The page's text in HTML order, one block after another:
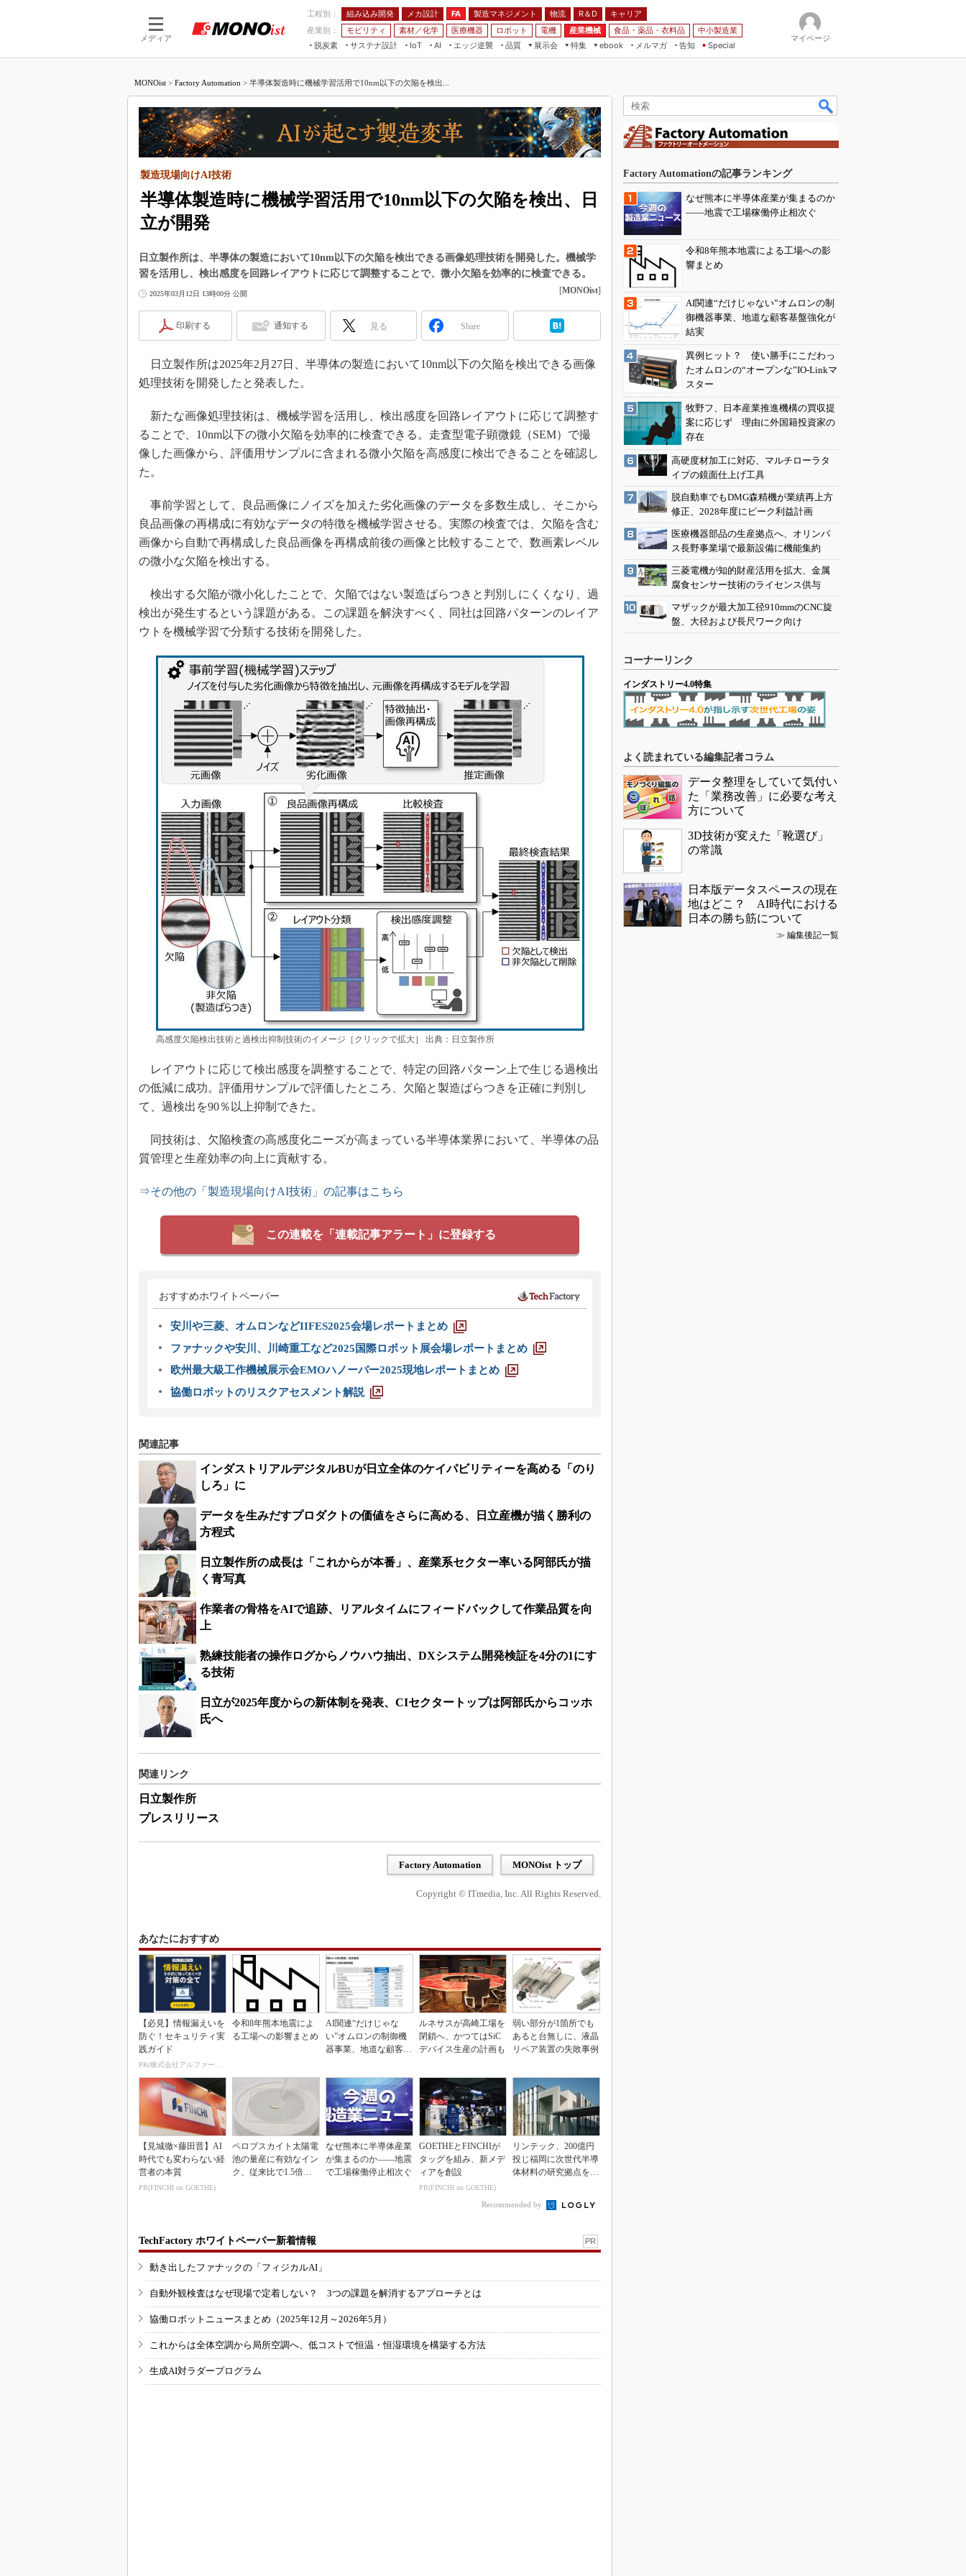
メディア
工程別： 組み込み開発 メカ設計 FA 製造マネジメント 物流 R＆D
キャリア
産業別：
モビリティ 素材／化学 医療機器 ロボット 電機 産業機械 食品・薬品・衣料品
中小製造業
脱炭素
サステナ設計
IoT
つながる工場
つながるサービス
AI
AI×設備保全
Physical AI
エッジ逆襲 品質
展示会
JIMTOF
組込み/エッジ コンピューティング
展＆IoT/5Gソリューション展
IIFES
国際ロボット展
TECHNO-FRONTIER
EdgeTech+
AUTOMOTIVE WORLD
産業オープンネット展
特集
つながるクルマ
5G
VR／AR
フィールドサービス
組み込み画像技術
車載ソフト開発
3Dプリンタ
S＆OP
イノベーション
製造業ビッグデータ
メイドインジャパン
知財マネジメント
海外生産
グローバル設計・開発
新型コロナへの対応
ebook
製造マネジメント
FA
モビリティ
メルマガ
告知 Special
マイページ
MONOist > Factory Automation > 半導体製造時に機械学習活用で10nm以下の欠陥を検出...
半導体製造時に機械学習活用で10nm以下の欠陥を検出、日
立が開発
製造現場向けAI技術
日立製作所は、半導体の製造において10nm以下の欠陥を検出できる画像処理技術を開発した。機械学
習を活用し、検出感度を回路レイアウトに応じて調整することで、微小欠陥を効率的に検査できる。
2025年03月12日 13時00分 公開 [MONOist]
印刷する 通知する 見る Share
日立製作所は2025年2月27日、半導体の製造において10nm以下の欠陥を検出できる画像
処理技術を開発したと発表した。
新たな画像処理技術は、機械学習を活用し、検出感度を回路レイアウトに応じて調整す
ることで、10nm以下の微小欠陥を効率的に検査できる。走査型電子顕微鏡（SEM）で撮
像した画像から、評価用サンプルに含まれる微小欠陥を高感度に検出できることを確認し
た。
事前学習として、良品画像にノイズを加えた劣化画像のデータを多数生成し、そこから
良品画像の再構成に有効なデータの特徴を機械学習させる。実際の検査では、欠陥を含む
画像から自動で再構成した良品画像を再構成前後の画像と比較することで、数画素レベル
の微小な欠陥を検出する。
検出する欠陥が微小化したことで、欠陥ではない製造ばらつきと判別しにくくなり、過
検出が発生するという課題がある。この課題を解決すべく、同社は回路パターンのレイア
ウトを機械学習で分類する技術を開発した。
高感度欠陥検出技術と過検出抑制技術のイメージ［クリックで拡大］ 出典：日立製作所
レイアウトに応じて検出感度を調整することで、特定の回路パターン上で生じる過検出
の低減に成功。評価用サンプルで評価したところ、欠陥と製造ばらつきを正確に判別し
て、過検出を90％以上抑制できた。
同技術は、欠陥検査の高感度化ニーズが高まっている半導体業界において、半導体の品
質管理と生産効率の向上に貢献する。
⇒その他の「製造現場向けAI技術」の記事はこちら
この連載を「連載記事アラート」に登録する
おすすめホワイトペーパー
安川や三菱、オムロンなどIIFES2025会場レポートまとめ
ファナックや安川、川崎重工など2025国際ロボット展会場レポートまとめ
欧州最大級工作機械展示会EMOハノーバー2025現地レポートまとめ
協働ロボットのリスクアセスメント解説
関連記事
インダストリアルデジタルBUが日立全体のケイパビリティーを高める「のり
しろ」に
データを生みだすプロダクトの価値をさらに高める、日立産機が描く勝利の
方程式
日立製作所の成長は「これからが本番」、産業系セクター率いる阿部氏が描
く青写真
作業者の骨格をAIで追跡、リアルタイムにフィードバックして作業品質を向
上
熟練技能者の操作ログからノウハウ抽出、DXシステム開発検証を4分の1にす
る技術
日立が2025年度からの新体制を発表、CIセクタートップは阿部氏からコッホ
氏へ
関連リンク
日立製作所
プレスリリース
Factory Automation MONOist トップ
Copyright © ITmedia, Inc. All Rights Reserved.
あなたにおすすめ
【必見】情報漏えいを
防ぐ！セキュリティ実
践ガイド
PR(株式会社アルファーテクノ)
令和8年熊本地震によ
る工場への影響まとめ
AI関連“だけじゃな
い”オムロンの制御機
器事業、地道な顧客基
ルネサスが高崎工場を
閉鎖へ、かつてはSiC
デバイス生産の計画も
弱い部分が1箇所でも
あると台無しに、液晶
リペア装置の失敗事例
【見城徹×藤田晋】AI
時代でも変わらない経
営者の本質
PR(FINCHI on GOETHE)
ペロブスカイト太陽電
池の量産に有効なイン
ク、従来比で1.5倍の
なぜ熊本に半導体産業
が集まるのか――地震
で工場稼働停止相次ぐ
GOETHEとFINCHIが
タッグを組み、新メデ
ィアを創設
PR(FINCHI on GOETHE)
リンテック、200億円
投じ福岡に次世代半導
体材料の研究拠点を開
Recommended by
TechFactory ホワイトペーパー新着情報 PR
動き出したファナックの「フィジカルAI」
自動外観検査はなぜ現場で定着しない？ 3つの課題を解消するアプローチとは
協働ロボットニュースまとめ（2025年12月～2026年5月）
これからは全体空調から局所空調へ、低コストで恒温・恒湿環境を構築する方法
生成AI対ラダープログラム
Factory Automationの記事ランキング
なぜ熊本に半導体産業が集まるのか
――地震で工場稼働停止相次ぐ
令和8年熊本地震による工場への影
響まとめ
AI関連“だけじゃない”オムロンの制
御機器事業、地道な顧客基盤強化が
結実
異例ヒット？ 使い勝手にこだわっ
たオムロンの“オープンな”IO-Linkマ
スター
牧野フ、日本産業推進機構の買収提
案に応じず 理由に外国籍投資家の
存在
高硬度材加工に対応、マルチローラタ
イプの鏡面仕上げ工具
脱自動車でもDMG森精機が業績再上方
修正、2028年度にピーク利益計画
医療機器部品の生産拠点へ、オリンパ
ス長野事業場で最新設備に機能集約
三菱電機が知的財産活用を拡大、金属
腐食センサー技術のライセンス供与
マザックが最大加工径910mmのCNC旋
盤、大径および長尺ワーク向け
コーナーリンク
インダストリー4.0特集
よく読まれている編集記者コラム
データ整理をしていて気付い
た「業務改善」に必要な考え
方について
3D技術が変えた「靴選び」
の常識
日本版データスペースの現在
地はどこ？ AI時代における
日本の勝ち筋について
≫ 編集後記一覧